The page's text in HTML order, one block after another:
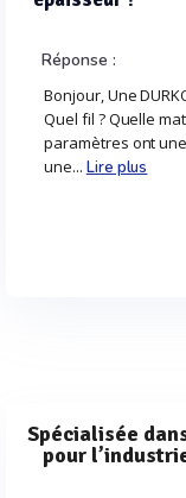
Réponse :
Bonjour, Une
Quel fil ? Quelle
paramètres ont
une... Lire plus
Spécialisée
pour